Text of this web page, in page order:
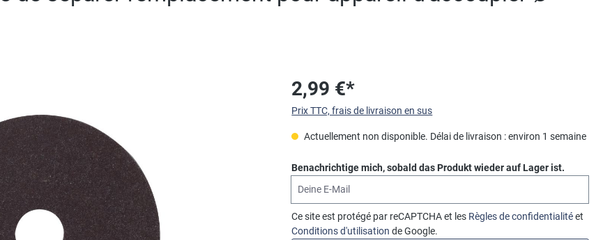
2,99 €*
Prix TTC, frais de livraison en sus
Actuellement non disponible. Délai de livraison : environ 1 semaine
Benachrichtige mich, sobald das Produkt wieder auf Lager ist.
Ce site est protégé par reCAPTCHA et les Règles de confidentialitéet
Conditions d'utilisation de Google.